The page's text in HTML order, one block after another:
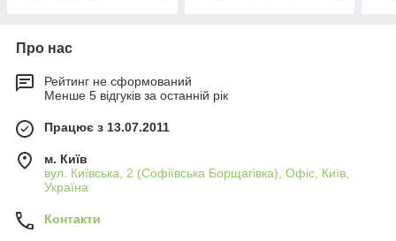
Про нас
Рейтинг не сформований
Менше 5 відгуків за останній рік
Працює з 13.07.2011
м. Київ
вул. Київська, 2 (Софіївська Борщагівка), Офіс, Київ,
Україна
Контакти